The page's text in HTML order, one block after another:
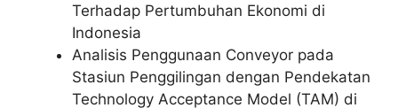
Terhadap Pertumbuhan Ekonomi di
Indonesia
Analisis Penggunaan Conveyor pada
Stasiun Penggilingan dengan Pendekatan
Technology Acceptance Model (TAM) di